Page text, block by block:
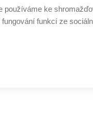
používáme ke
funkcí ze